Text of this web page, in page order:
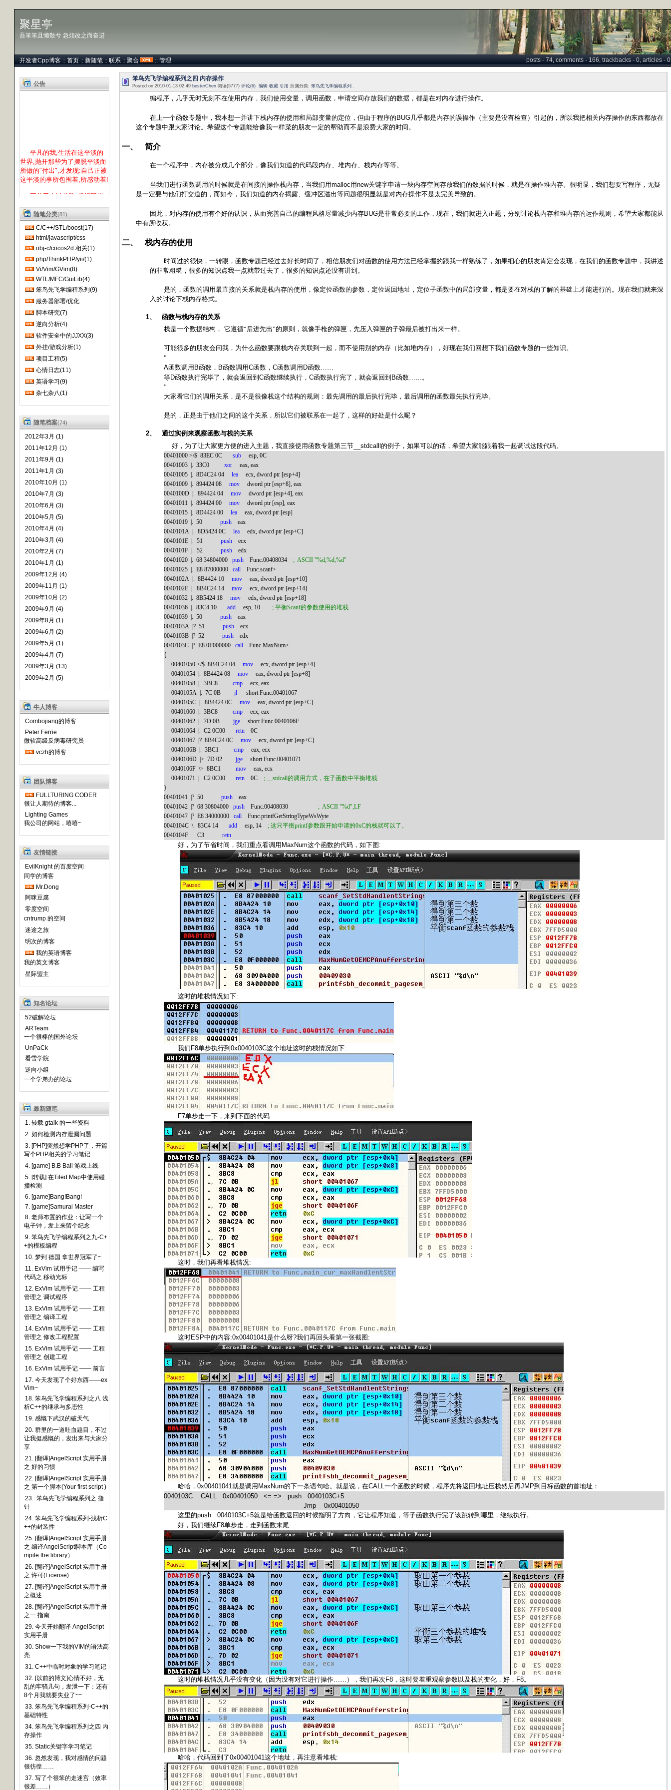
聚星亭
吾笨笨且懒散兮 急须改之而奋进
posts - 74, comments - 166, trackbacks - 0, articles - 0
开发者Cpp博客 :: 首页 :: 新随笔 :: 联系 :: 聚合 :: 管理
公告
世界,抛开那些为了摆脱平淡而
所做的"付出",才发现:自己正被
这平淡的事所包围着,所感动着!
感动你或被你感动的人:使自己
从中得到升华!!
----besterChen
吾笨笨且懒散兮 急须改之而奋
进!
随笔分类(81)
C/C++/STL/boost(17)
html/javascript/css
obj-c/cocos2d 相关(1)
php/ThinkPHP/yii/(1)
Vi/Vim/GVim(8)
WTL/MFC/GuiLib(4)
笨鸟先飞学编程系列(9)
服务器部署/优化
脚本研究(7)
逆向分析(4)
软件安全中的JJXX(3)
外挂/游戏分析(1)
项目工程(5)
心情日志(11)
英语学习(9)
杂七杂八(1)
随笔档案(74)
2012年3月 (1)
2011年12月 (1)
2011年9月 (1)
2011年1月 (3)
2010年10月 (1)
2010年7月 (3)
2010年6月 (3)
2010年5月 (5)
2010年4月 (4)
2010年3月 (4)
2010年2月 (7)
2010年1月 (1)
2009年12月 (4)
2009年11月 (1)
2009年10月 (2)
2009年9月 (4)
2009年8月 (1)
2009年6月 (2)
2009年5月 (1)
2009年4月 (7)
2009年3月 (13)
2009年2月 (5)
牛人博客
Combojiang的博客
Peter Ferrie
微软高级反病毒研究员
vczh的博客
团队博客
FULLTURING CODER
很让人期待的博客...
Lighting Games
我公司的网站，嘻嘻~
友情链接
EvilKnight 的百度空间
同学的博客
Mr.Dong
阿咪豆腐
零度空间
cntrump 的空间
迷途之旅
明次的博客
我的英语博客
我的英文博客
星际盟主
知名论坛
52破解论坛
ARTeam
一个很棒的国外论坛
UnPaCk
看雪学院
逆向小组
一个学弟办的论坛
最新随笔
1. 转载 gtalk 的一些资料
2. 如何检测内存泄漏问题
3. [PHP]突然想学PHP了，开篇
写个PHP相关的学习笔记
4. [game] B.B Ball 游戏上线
5. [转载] 在Tiled Map中使用碰
撞检测
6. [game]Bang!Bang!
7. [game]Samurai Master
8. 老师布置的作业：让写一个
电子钟，发上来留个纪念
9. 笨鸟先飞学编程系列之九-C+
+的模板编程
10. 梦到 德国 拿世界冠军了~
11. ExVim 试用手记 —— 编写
代码之 移动光标
12. ExVim 试用手记 —— 工程
管理之 调试程序
13. ExVim 试用手记 —— 工程
管理之 编译工程
14. ExVim 试用手记 —— 工程
管理之 修改工程配置
15. ExVim 试用手记 —— 工程
管理之 创建工程
16. ExVim 试用手记 —— 前言
17. 今天发现了个好东西——ex
Vim~
18. 笨鸟先飞学编程系列之八 浅
析C++的继承与多态性
19. 感慨下武汉的破天气
20. 群里的一道吐血题目，不过
让我挺感慨的，发出来与大家分
享
21. [翻译]AngelScript 实用手册
之 好的习惯
22. [翻译]AngelScript 实用手册
之 第一个脚本(Your first script )
23. 笨鸟先飞学编程系列之 指
针
24. 笨鸟先飞学编程系列-浅析C
++的封装性
25. [翻译]AngelScript 实用手册
之 编译AngelScript脚本库（Co
mpile the library）
26. [翻译]AngelScript 实用手册
之 许可(License)
27. [翻译]AngelScript 实用手册
之概述
28. [翻译]AngelScript 实用手册
之一 指南
29. 今天开始翻译 AngelScript
实用手册
30. Show一下我的VIM的语法高
亮
31. C++中临时对象的学习笔记
32. [以前的博文]心情不好，无
乱的牢骚几句，发泄一下：还有
8个月我就要失业了~~
33. 笨鸟先飞学编程系列-C++的
基础特性
34. 笨鸟先飞学编程系列之四 内
存操作
35. Static关键字学习笔记
36. 忽然发现，我对感情的问题
很彷徨……
37. 写了个很笨的走迷宫（效率
很差……）
笨鸟先飞学编程系列之四 内存操作
Posted on 2010-01-13 02:49 besterChen 阅读(5777) 评论(6) 编辑 收藏 引用 所属分类: 笨鸟先飞学编程系列
编程序，几乎无时无刻不在使用内存，我们使用变量，调用函数，申请空间存放我们的数据，都是在对内存进行操作。
在上一个函数专题中，我本想一并讲下栈内存的使用和局部变量的定位，但由于程序的 BUG几乎都是内存的误操作（主要是没有检查）引起的，所以我把相关内存操作的东西都放在
这个专题中跟大家讨论。希望这个专题能给像我一样菜的朋友一定的帮助而不是浪费大家的时间。
一、 简介
在一个程序中，内存被分成几个部分，像我们知道的代码段内存、堆内存、栈内存等等。
当我们进行函数调用的时候就是在间接的操作栈内存，当我们用malloc用new关键字申请一块内存空间存放我们的数据的时候，就是在操作堆内存。很明显，我们想要写程序，无疑
是一定要与他们打交道的，而如今，我们知道的内存揭露、缓冲区溢出等问题很明显就是对内存操作不是太完美导致的。
因此，对内存的使用有个好的认识，从而完善自己的编程风格尽量减少内存BUG是非常必要的工作，现在，我们就进入正题，分别讨论栈内存和堆内存的运作规则，希望大家都能从
中有所收获。
二、 栈内存的使用
时间过的很快，一转眼，函数专题已经过去好长时间了，相信朋友们对函数的使用方法已经掌握的跟我一样熟练了，如果细心的朋友肯定会发现，在我们的函数专题中，我讲述
的非常粗糙，很多的知识点我一点就带过去了，很多的知识点还没有讲到。
是的，函数的调用最直接的关系就是栈内存的使用，像定位函数的参数，定位返回地址，定位子函数中的局部变量，都是要在对栈的了解的基础上才能进行的。现在我们就来深
入的讨论下栈内存格式。
1、
函数与栈内存的关系
栈是一个数据结构，
它遵循“后进先出”的原则，就像手枪的弹匣，先压入弹匣的子弹最后被打出来一样。
可能很多的朋友会问我，为什么函数要跟栈内存关联到一起，而不使用别的内存（比如堆内存），好现在我们回想下我们函数专题的一些知识。
“
A函数调用 B函数， B函数调用C函数， C函数调用 D函数……
等D函数执行完毕了，就会返回到 C函数继续执行， C函数执行完了，就会返回到 B函数……。
”
大家看它们的调用关系，是不是很像栈这个结构的规则：最先调用的最后执行完毕，最后调用的函数最先执行完毕。
是的，正是由于他们之间的这个关系，所以它们被联系在一起了，这样的好处是什么呢？
2、
通过实例来观察函数与栈的关系
好，为了让大家更方便的进入主题，我直接使用函数专题第三节 __stdcalll的例子，如果可以的话，希望大家能跟着我一起调试这段代码。
00401000 >/$ 83EC 0C sub esp, 0C
00401003 |. 33C0 xor
eax, eax
00401005 |. 8D4C24 04 lea
ecx, dword ptr [esp+4]
00401009 |. 894424 08 mov
dword ptr [esp+8], eax
0040100D |. 894424 04 mov
dword ptr [esp+4], eax
00401011
|. 894424 00 mov
dword ptr [esp], eax
00401015 |. 8D4424 00 lea
eax, dword ptr [esp]
00401019 |. 50 push
eax
0040101A |. 8D5424 0C lea
edx, dword ptr [esp+C]
0040101E |. 51 push
ecx
0040101F |. 52 push
edx
00401020 |. 68 34804000 push Func.00408034 ; ASCII "%d,%d,%d"
00401025 |. E8 87000000 call
Func.scanf>
0040102A |. 8B4424 10 mov
eax, dword ptr [esp+10]
0040102E |. 8B4C24 14 mov
ecx, dword ptr [esp+14]
00401032 |. 8B5424 18 mov
edx, dword ptr [esp+18]
00401036 |. 83C4 10 add esp, 10 ; 平衡Scanf的参数使用的堆栈
00401039 |. 50 push
eax
0040103A |? 51 push
ecx
0040103B |? 52 push
edx
0040103C |? E8 0F000000 call
Func.MaxNum>
{
00401050 >/$ 8B4C24 04 mov
ecx, dword ptr [esp+4]
00401054 |. 8B4424 08 mov
eax, dword ptr [esp+8]
00401058 |. 3BC8 cmp
ecx, eax
0040105A |. 7C 0B jl
short Func.00401067
0040105C |. 8B4424 0C mov
eax, dword ptr [esp+C]
00401060 |. 3BC8 cmp
ecx, eax
00401062 |. 7D 0B jge short Func .0040106F
00401064 |. C2 0C00 retn
0C
00401067 |? 8B4C24 0C mov
ecx, dword ptr [esp+C]
0040106B |. 3BC1 cmp
eax, ecx
0040106D |> 7D 02 jge
short Func.00401071
0040106F \> 8BC1 mov
eax, ecx
00401071
|. C2 0C00 retn 0C ; __stdcall的调用方式，在子函数中平衡堆栈
}
00401041
|? 50 push
eax
00401042 |? 68 30804000 push Func.00408030 ; ASCII "%d",LF
00401047 |? E8 34000000 call
Func.printfGetStringTypeWsWyte
0040104C \. 83C4 14 add esp, 14 ; 这只平衡printf参数跟开始申请的0xC的栈就可以了。
0040104F
C3
retn
好，为了节省时间，我们重点看调用 MaxNum这个函数的代码，如下图 :
这时的堆栈情况如下:
我们F8单步执行到 0x0040103C这个地址这时的栈情况如下:
F7单步走一下，来到下面的代码:
这时，我们再看堆栈情况:
这时ESP中的内容:0x00401041是什么呀?我们再回头看第一张截图 :
哈哈， 0x00401041就是调用 MaxNum的下一条语句哈。就是说，在CALL 一个函数的时候，程序先将返回地址压栈然后再JMP到目标函数的首地址：
0040103C CALL 0x00401050 <= => push
0040103C+5
Jmp
0x00401050
这里的push 0040103C+5就是给函数返回的时候指明了方向，它让程序知道，等子函数执行完了该跳转到哪里，继续执行。
好，我们继续F8单步走，走到函数末尾:
这时的堆栈情况几乎没有变化（因为没有对它进行操作……），我们再次F8 ，这时要着重观察参数以及栈的变化，好， F8。
哈哈，代码回到了0x00401041这个地址，再注意看堆栈: